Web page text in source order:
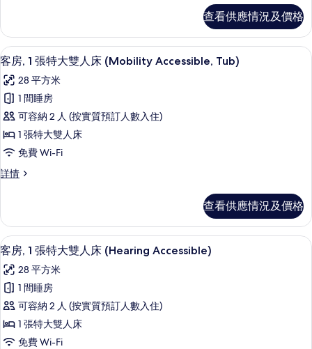
(Hearing
Accessible)
的
相
片
床
(Hearing
Accessible)
情
查看供應情況及價格
載
入
所
有
客
房,
張
大
雙
人
床
(Mobility
Accessible,
Tub)
的
書桌、手提電腦工作空間、遮光窗簾/
5
客房, 1 張特大雙人床 (Mobility Accessible, Tub)
28 平方米
1 間睡房
可容納 2 人 (按實質預訂人數入住)
1 張特大雙人床
免費 Wi-Fi
詳情
客
特
大
雙
床
(Mobility
Accessible,
Tub)
詳
情
查看供應情況及價格
載
入
所
有
客
房,
書桌、手提電腦工作空間、遮光窗簾/
5
客房, 1 張特大雙人床 (Hearing Accessible)
28 平方米
1 間睡房
可容納 2 人 (按實質預訂人數入住)
1 張特大雙人床
免費 Wi-Fi